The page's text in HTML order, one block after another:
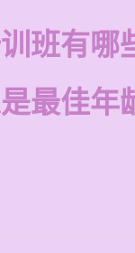
班有哪
最佳年